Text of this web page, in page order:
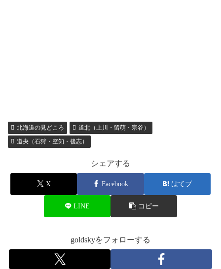
北海道の見どころ
道北（上川・留萌・宗谷）
道央（石狩・空知・後志）
シェアする
X Facebook はてブ
LINE コピー
goldskyをフォローする